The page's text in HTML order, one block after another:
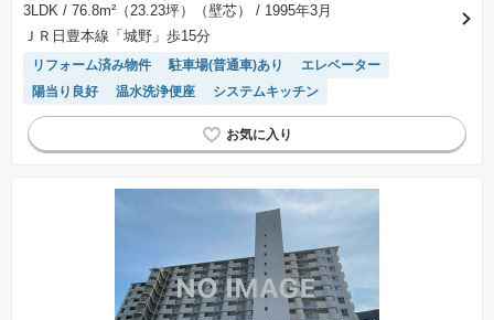
3LDK / 76.8m²（23.23坪）（壁芯）
/ 1995年3月
ＪＲ日豊本線「城野」歩15分
リフォーム済み物件 駐車場(普通車)あり
エレベーター
陽当り良好
温水洗浄便座 システムキッチン